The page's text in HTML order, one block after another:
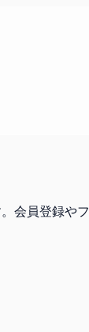
会員登録や